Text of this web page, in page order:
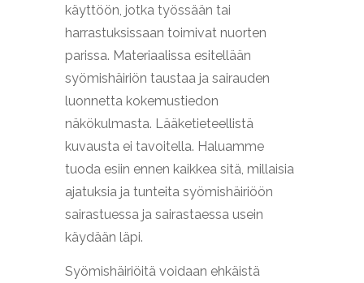
käyttöön, jotka työssään tai
harrastuksissaan toimivat nuorten
parissa. Materiaalissa esitellään
syömishäiriön taustaa ja sairauden
luonnetta kokemustiedon
näkökulmasta. Lääketieteellistä
kuvausta ei tavoitella. Haluamme
tuoda esiin ennen kaikkea sitä, millaisia
ajatuksia ja tunteita syömishäiriöön
sairastuessa ja sairastaessa usein
käydään läpi.
Syömishäiriöitä voidaan ehkäistä